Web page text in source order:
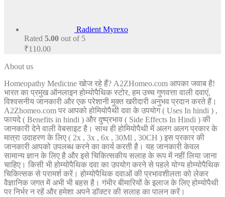
Radient Myrexo
Rated 5.00 out of 5
₹110.00
About us
Homeopathy Medicine खोज रहे हैं? A2ZHomeo.com आपका जवाब है!
भारत का प्रमुख ऑनलाइन होम्योपैथिक स्टोर, हम उच्च गुणवत्ता वाली दवाएं,
विश्वसनीय जानकारी और एक परेशानी मुक्त खरीदारी अनुभव प्रदान करते हैं।
A2Zhomeo.com पर आपको होमियोपैथी दवा के उपयोग ( Uses In hindi ) ,
फायदे ( Benefits in hindi ) और दुष्प्रभाव ( Side Effects In Hindi ) की
जानकारी देने वाली वेबसाइट है। साथ ही होमियोपैथी में अलग अलग प्रकार के
मात्रा उदाहरण के लिए ( 2x , 3x , 6x , 30Ml , 30CH ) इस प्रकार की
जानकारी आपको उपलब्ध करने का कार्य करती है। यह जानकारी केवल
सामान्य ज्ञान के लिए है और इसे चिकित्सकीय सलाह के रूप में नहीं लिया जाना
चाहिए। किसी भी होम्योपैथिक दवा का उपयोग करने से पहले योग्य होम्योपैथिक
चिकित्सक से परामर्श करें। होम्योपैथिक दवाओं की प्रभावशीलता को लेकर
वैज्ञानिक जगत में अभी भी बहस है। गंभीर बीमारियों के इलाज के लिए होम्योपैथी
पर निर्भर न रहें और हमेशा अपने डॉक्टर की सलाह का पालन करें।